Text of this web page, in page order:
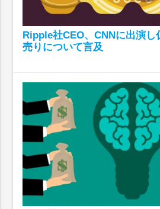
Ripple社CEO、CNNに出演し
売りについて言及